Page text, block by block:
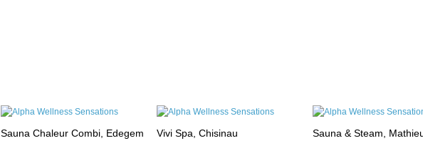
Sauna Chaleur Combi, Edegem Vivi Spa, Chisinau Sauna & Steam,